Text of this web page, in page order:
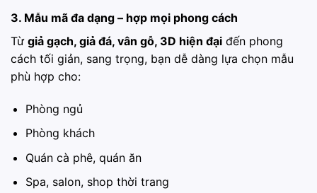
3. Mẫu mã đa dạng – hợp mọi phong cách
Từ giả gạch, giả đá, vân gỗ, 3D hiện đại đến phong
cách tối giản, sang trọng, bạn dễ dàng lựa chọn mẫu
phù hợp cho:
Phòng ngủ
Phòng khách
Quán cà phê, quán ăn
Spa, salon, shop thời trang